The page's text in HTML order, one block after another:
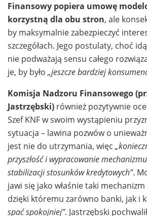
Finansowy popiera umowę
korzystną dla obu stron, ale
by maksymalnie zabezpieczyć
szczegółach. Jego postulaty, choć
nie podważają sensu całego
je, by było „jeszcze bardziej
Komisja Nadzoru Finansowego
Jastrzębski) również pozytywnie
Szef KNF w swoim wystąpieniu
sytuacja – lawina pozwów o
jest nie do utrzymania, więc
przyszłość i wypracowanie
stabilizacji stosunków kredytowych”.
jawi się jako właśnie taki
dzięki któremu zarówno banki, jak i
spać spokojniej”. Jastrzębski